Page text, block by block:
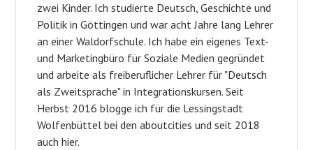
zwei Kinder. Ich studierte Deutsch, Geschichte und
Politik in Göttingen und war acht Jahre lang Lehrer
an einer Waldorfschule. Ich habe ein eigenes Text-
und Marketingbüro für Soziale Medien gegründet
und arbeite als freiberuflicher Lehrer für "Deutsch
als Zweitsprache" in Integrationskursen. Seit
Herbst 2016 blogge ich für die Lessingstadt
Wolfenbüttel bei den aboutcities und seit 2018
auch hier.